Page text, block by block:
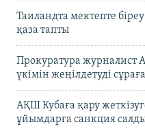
Таиландта мектепте
қаза тапты
Прокуратура журналист
үкімін жеңілдетуді
АҚШ Кубаға қару
ұйымдарға санкция